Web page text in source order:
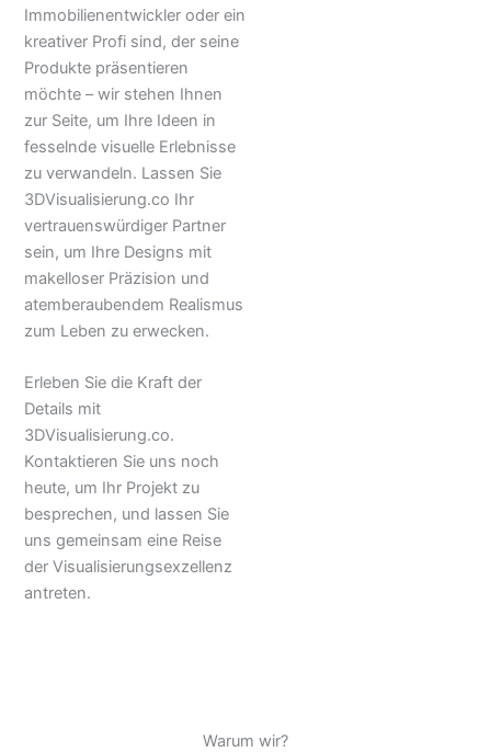
Immobilienentwickler oder ein
kreativer Profi sind, der seine
Produkte präsentieren
möchte – wir stehen Ihnen
zur Seite, um Ihre Ideen in
fesselnde visuelle Erlebnisse
zu verwandeln. Lassen Sie
3DVisualisierung.co Ihr
vertrauenswürdiger Partner
sein, um Ihre Designs mit
makelloser Präzision und
atemberaubendem Realismus
zum Leben zu erwecken.
Erleben Sie die Kraft der
Details mit
3DVisualisierung.co.
Kontaktieren Sie uns noch
heute, um Ihr Projekt zu
besprechen, und lassen Sie
uns gemeinsam eine Reise
der Visualisierungsexzellenz
antreten.
Warum wir?